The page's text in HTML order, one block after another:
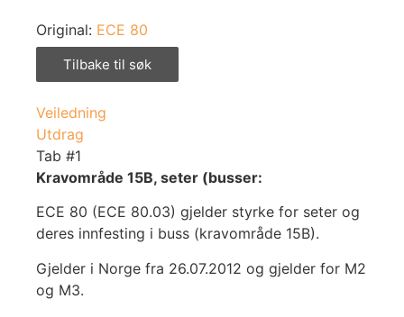
Original: ECE 80
Tilbake til søk
Veiledning
Utdrag
Tab #1
Kravområde 15B, seter (busser:
ECE 80 (ECE 80.03) gjelder styrke for seter og
deres innfesting i buss (kravområde 15B).
Gjelder i Norge fra 26.07.2012 og gjelder for M2
og M3.